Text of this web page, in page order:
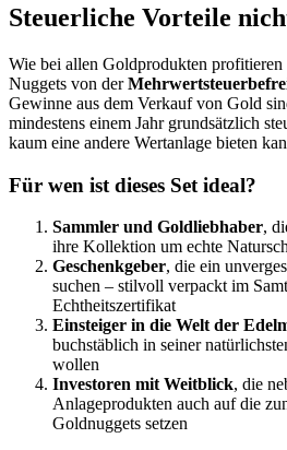
Steuerliche Vorteile
Wie bei allen Goldprodukten profitieren
Nuggets von der
Gewinne aus dem Verkauf von Gold
mindestens einem Jahr grundsätzlich
kaum eine andere Wertanlage bieten
Für wen ist dieses Set ideal?
Sammler und Goldliebhaber,
ihre Kollektion um echte
Geschenkgeber, die ein
suchen – stilvoll verpackt im
Echtheitszertifikat
Einsteiger in die Welt der
buchstäblich in seiner
wollen
Investoren mit Weitblick, die
Anlageprodukten auch auf die
Goldnuggets setzen